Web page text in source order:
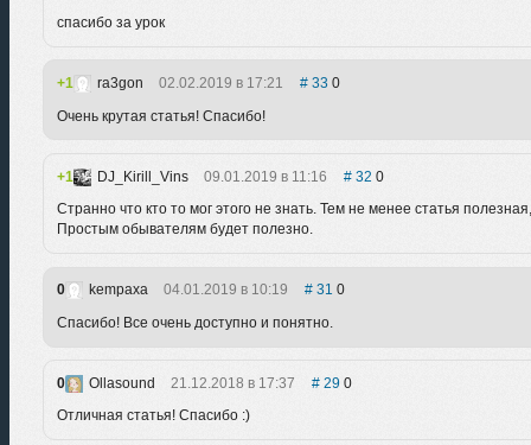
спасибо за урок
1 ra3gon 02.02.2019 в 17:21 33 0
Очень крутая статья! Спасибо!
1 DJ_Kirill_Vins 09.01.2019 в 11:16 32 0
Странно что кто то мог этого не знать. Тем не менее статья
Простым обывателям будет полезно.
0 kempaxa 04.01.2019 в 10:19 31 0
Спасибо! Все очень доступно и понятно.
0 Ollasound 21.12.2018 в 17:37 29 0
Отличная статья! Спасибо :)